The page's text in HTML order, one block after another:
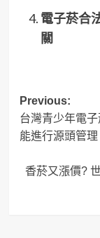
電子菸合
關
Post
Previous:
台灣青少年電
能進行源頭管理
香菸又漲價?